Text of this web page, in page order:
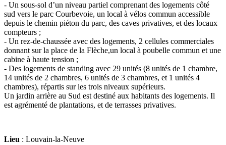
- Un sous-sol d’un niveau partiel comprenant des logements côté
sud vers le parc Courbevoie, un local à vélos commun accessible
depuis le chemin piéton du parc, des caves privatives, et des locaux
compteurs ;
- Un rez-de-chaussée avec des logements, 2 cellules commerciales
donnant sur la place de la Flèche,un local à poubelle commun et une
cabine à haute tension ;
- Des logements de standing avec 29 unités (8 unités de 1 chambre,
14 unités de 2 chambres, 6 unités de 3 chambres, et 1 unités 4
chambres), répartis sur les trois niveaux supérieurs.
Un jardin arrière au Sud est destiné aux habitants des logements. Il
est agrémenté de plantations, et de terrasses privatives.
Lieu : Louvain-la-Neuve